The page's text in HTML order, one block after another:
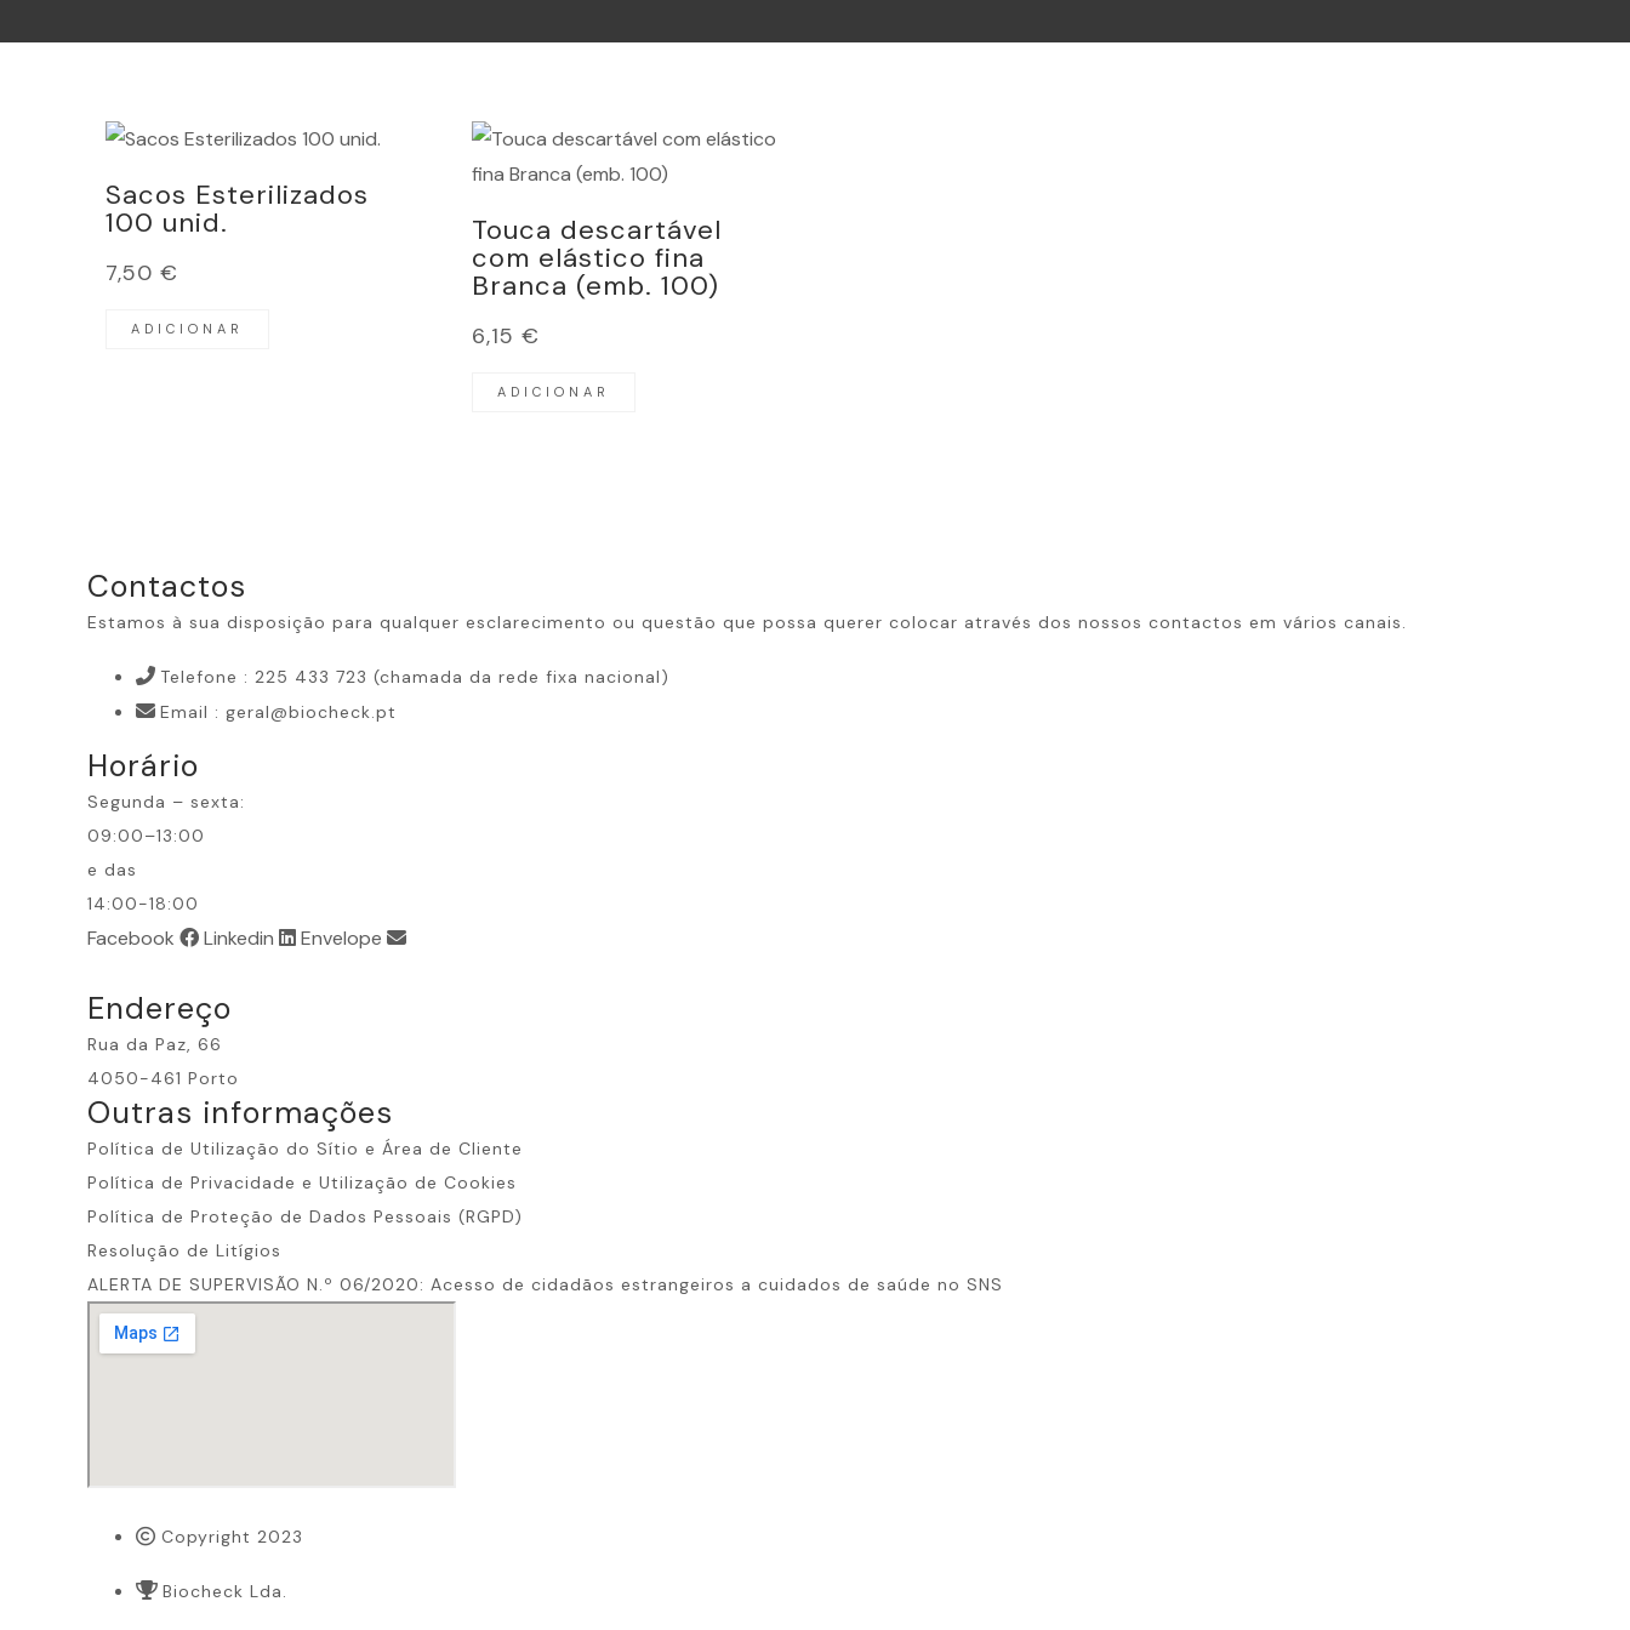
Sacos Esterilizados
100 unid.
7,50 €
ADICIONAR
Touca descartável
com elástico fina
Branca (emb. 100)
6,15€
ADICIONAR
Contactos
Estamos à sua disposição para qualquer esclarecimento ou questão que possa querer colocar através dos nossos contactos em vários canais.
Telefone : 225 433 723 (chamada da rede fixa nacional)
Email : geral@biocheck.pt
Horário
Segunda – sexta:
09:00–13:00
e das
14:00-18:00
Facebook Linkedin Envelope
Endereço
Rua da Paz, 66
4050-461 Porto
Outras informações​
Política de Utilização do Sítio e Área de Cliente
Política de Privacidade e Utilização de Cookies
Política de Proteção de Dados Pessoais (RGPD)
Resolução de Litígios
ALERTA DE SUPERVISÃO N.º 06/2020: Acesso de cidadãos estrangeiros a cuidados de saúde no SNS
Copyright 2023
Biocheck Lda.